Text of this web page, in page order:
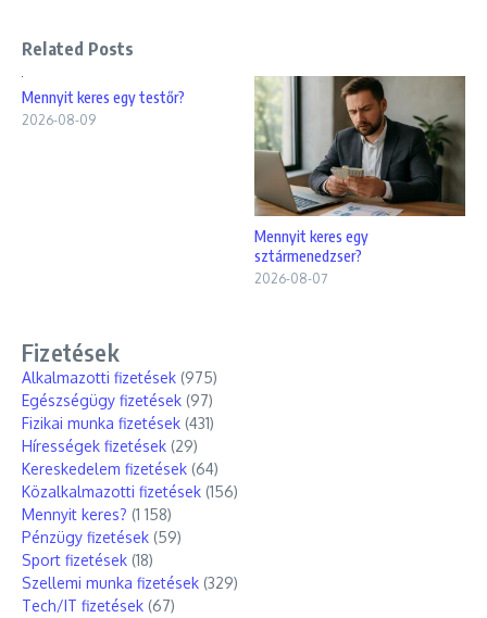
Related Posts
Mennyit keres egy testőr?
2026-08-09
Mennyit keres egy
sztármenedzser?
2026-08-07
Fizetések
Alkalmazotti fizetések (975)
Egészségügy fizetések (97)
Fizikai munka fizetések (431)
Hírességek fizetések (29)
Kereskedelem fizetések (64)
Közalkalmazotti fizetések (156)
Mennyit keres? (1 158)
Pénzügy fizetések (59)
Sport fizetések (18)
Szellemi munka fizetések (329)
Tech/IT fizetések (67)